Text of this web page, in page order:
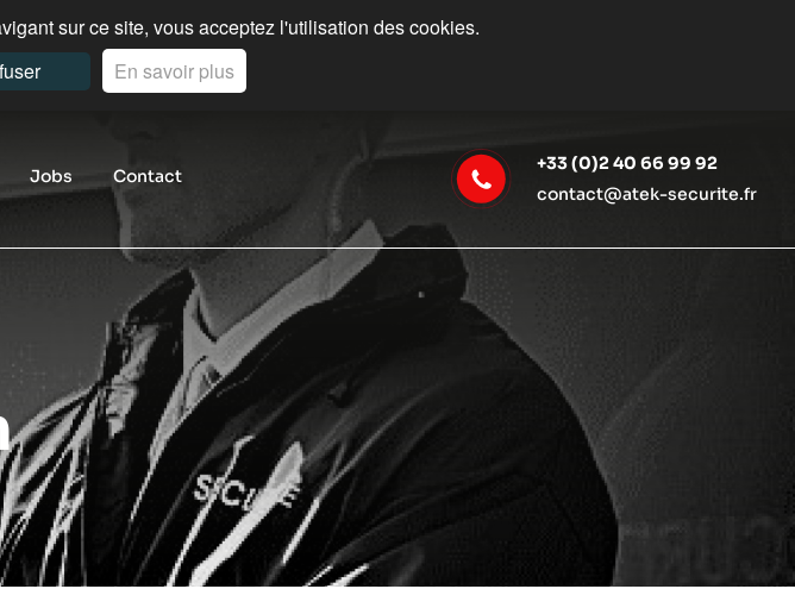
sur ce site, vous acceptez l'utilisation des cookies.
En savoir plus
Jobs Contact
+33 (0)2 40 66 99 92
contact@atek-securite.fr